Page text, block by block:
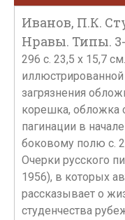
Иванов, П.К.
Нравы. Типы. 3-
296 с. 23,5 х 15,7
загрязнения
корешка, обложка
пагинации в
боковому полю с.
Очерки русского
1956), в которых
рассказывает о
студенчества